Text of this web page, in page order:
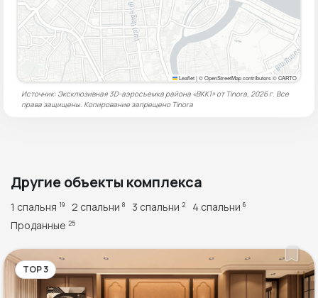
Leaflet|© OpenStreetMap contributors © CARTO
Источник: Эксклюзивная 3D-аэросъемка района «BKK1» от Tinora, 2026 г. Все
права защищены. Копирование запрещено Tinora
Другие объекты комплекса
1 спальня 19 2 спальни 8 3 спальни 2 4 спальни 6
Проданные 25
TOP 3